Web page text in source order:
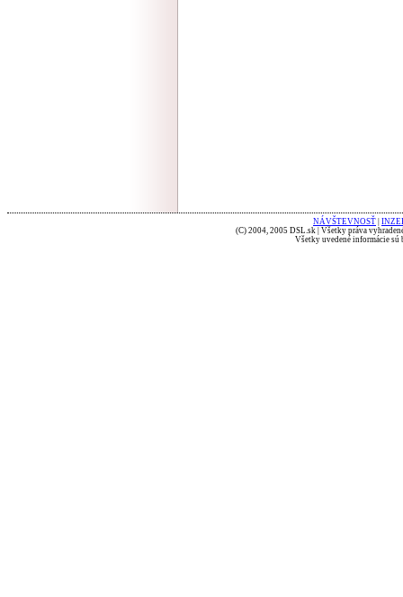
NÁVŠTEVNOSŤ
(C) 2004, 2005 DSL.sk | Všetky práva
Všetky uvedené informácie sú